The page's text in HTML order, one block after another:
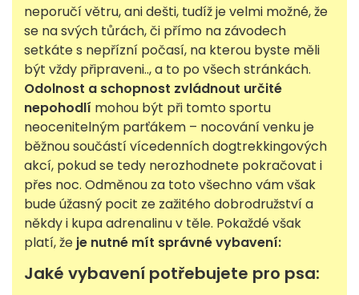
neporučí větru, ani dešti, tudíž je velmi možné, že
se na svých tůrách, či přímo na závodech
setkáte s nepřízní počasí, na kterou byste měli
být vždy připraveni.., a to po všech stránkách.
Odolnost a schopnost zvládnout určité
nepohodlí mohou být při tomto sportu
neocenitelným parťákem – nocování venku je
běžnou součástí vícedenních dogtrekkingových
akcí, pokud se tedy nerozhodnete pokračovat i
přes noc. Odměnou za toto všechno vám však
bude úžasný pocit ze zažitého dobrodružství a
někdy i kupa adrenalinu v těle. Pokaždé však
platí, že je nutné mít správné vybavení:
Jaké vybavení potřebujete pro psa: